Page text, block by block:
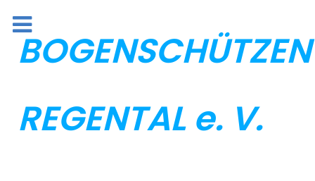
BOGENSCHÜTZEN
REGENTAL e. V.